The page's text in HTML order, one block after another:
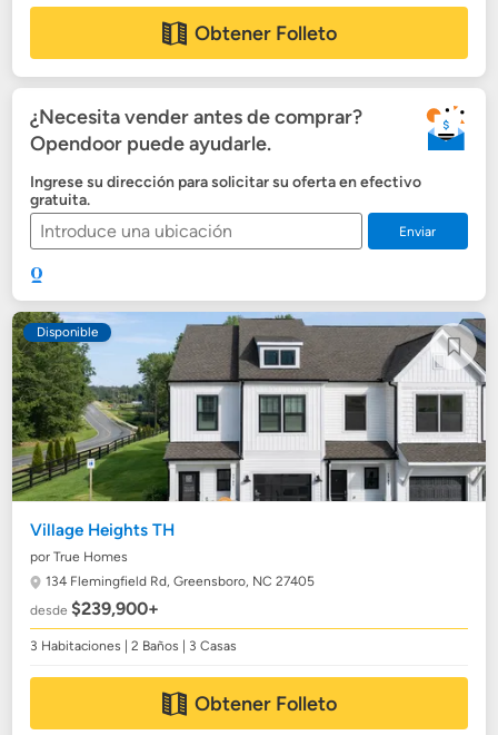
Obtener Folleto
¿Necesita vender antes de comprar?
Opendoor puede ayudarle.
Ingrese su dirección para solicitar su oferta en efectivo
gratuita.
Enviar
Disponible
Village Heights TH
por True Homes
134 Flemingfield Rd,Greensboro, NC 27405
desde$239,900+
3 Habitaciones | 2 Baños | 3 Casas
Obtener Folleto